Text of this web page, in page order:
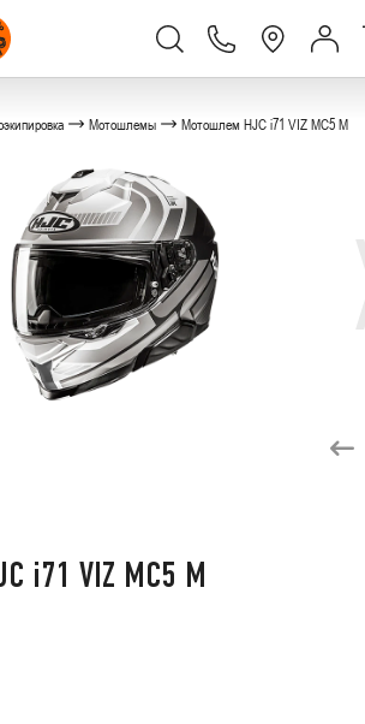
Мотошлемы Мотошлем HJC i71 VIZ MC5 M
i71 VIZ MC5 M